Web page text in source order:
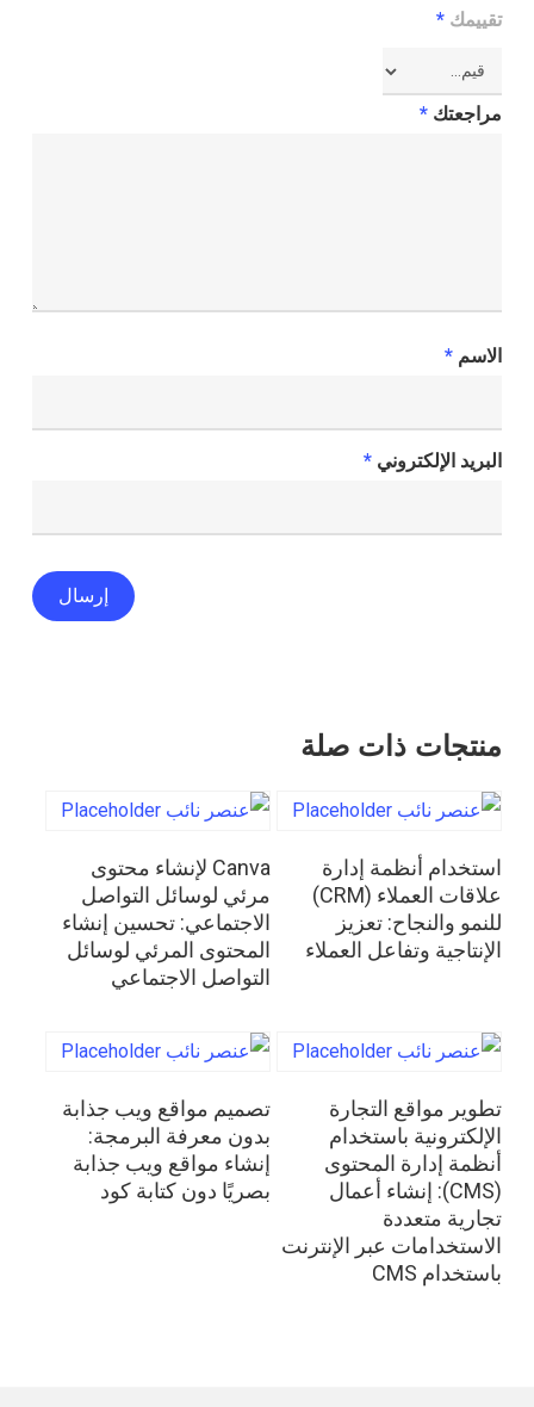
تقييمك *
مراجعتك *
الاسم *
البريد الإلكتروني *
منتجات ذات صلة
قراءة المزيد
استخدام أنظمة إدارة
علاقات العملاء (CRM)
للنمو والنجاح: تعزيز
الإنتاجية وتفاعل العملاء
قراءة المزيد
Canva لإنشاء محتوى
مرئي لوسائل التواصل
الاجتماعي: تحسين إنشاء
المحتوى المرئي لوسائل
التواصل الاجتماعي
قراءة المزيد
تطوير مواقع التجارة
الإلكترونية باستخدام
أنظمة إدارة المحتوى
(CMS): إنشاء أعمال
تجارية متعددة
الاستخدامات عبر الإنترنت
باستخدام CMS
قراءة المزيد
تصميم مواقع ويب جذابة
بدون معرفة البرمجة:
إنشاء مواقع ويب جذابة
بصريًا دون كتابة كود